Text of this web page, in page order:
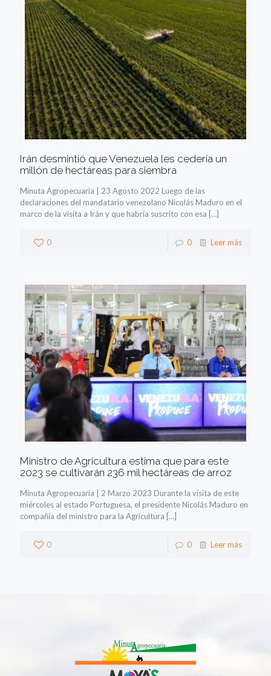
Irán desmintió que Venezuela les cedería un
millón de hectáreas para siembra
Minuta Agropecuaria | 23 Agosto 2022 Luego de las
declaraciones del mandatario venezolano Nicolás Maduro en el
marco de la visita a Irán y que habría suscrito con esa […]
0 0 Leer más
Ministro de Agricultura estima que para este
2023 se cultivarán 236 mil hectáreas de arroz
Minuta Agropecuaria | 2 Marzo 2023 Durante la visita de este
miércoles al estado Portuguesa, el presidente Nicolás Maduro en
compañía del ministro para la Agricultura […]
0 0 Leer más